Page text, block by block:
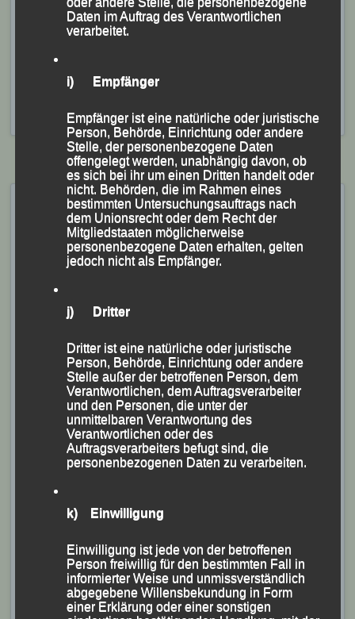
Franz Keifenheimin 34:55,0 Minuten die Ränge
Minuten Zehnter.
,Sommernchtslauf Pörndorf
Sommernachtslauf Pörndorf,
04. August 2018
Veröffentlicht am4. August 2018vonlgpassau
LG Passau mit starker
Teamleistung in Pörndorf
– Sabrina Prager gewinnt Damenwertung –
Die Frauen-Gesamtsiegerin Sabrina Prager eingerahmt von (v.li.) Georg
Daten im Auftrag des Verantwortlichen
verarbeitet.
i) Empfänger
Empfänger ist eine natürliche oder juristische
Person, Behörde, Einrichtung oder andere
Stelle, der personenbezogene Daten
offengelegt werden, unabhängig davon, ob
es sich bei ihr um einen Dritten handelt oder
nicht. Behörden, die im Rahmen eines
bestimmten Untersuchungsauftrags nach
dem Unionsrecht oder dem Recht der
Mitgliedstaaten möglicherweise
personenbezogene Daten erhalten, gelten
jedoch nicht als Empfänger.
j) Dritter
Dritter ist eine natürliche oder juristische
Person, Behörde, Einrichtung oder andere
Stelle außer der betroffenen Person, dem
Verantwortlichen, dem Auftragsverarbeiter
und den Personen, die unter der
unmittelbaren Verantwortung des
Verantwortlichen oder des
Auftragsverarbeiters befugt sind, die
personenbezogenen Daten zu verarbeiten.
k) Einwilligung
Einwilligung ist jede von der betroffenen
Person freiwillig für den bestimmten Fall in
informierter Weise und unmissverständlich
abgegebene Willensbekundung in Form
einer Erklärung oder einer sonstigen